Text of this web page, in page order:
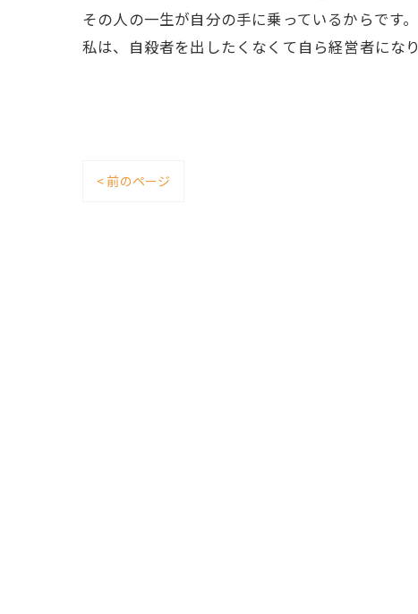
その人の一生が自分の手に乗っているからです。
私は、自殺者を出したくなくて自ら経営者にな
< 前のページ